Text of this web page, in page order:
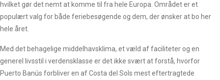
hvilket gør det nemt at komme til fra hele Europa. Området er et
populært valg for både feriebesøgende og dem, der ønsker at bo her
hele året.
Med det behagelige middelhavsklima, et væld af faciliteter og en
generel livsstil i verdensklasse er det ikke svært at forstå, hvorfor
Puerto Banús forbliver en af Costa del Sols mest eftertragtede